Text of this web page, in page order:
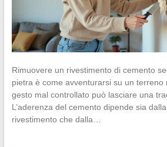
Rimuovere un rivestimento di cemento
pietra è come avventurarsi su un terreno
gesto mal controllato può lasciare una
L’aderenza del cemento dipende sia
rivestimento che dalla…